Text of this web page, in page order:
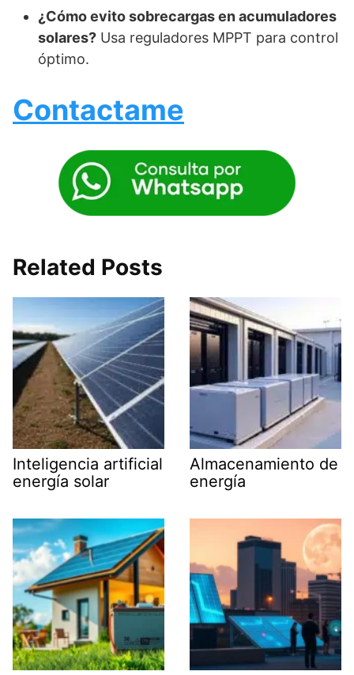
¿Cómo evito sobrecargas en acumuladores
solares? Usa reguladores MPPT para control
óptimo.
Contactame
Related Posts
Inteligencia artificial
energía solar
Almacenamiento de
energía